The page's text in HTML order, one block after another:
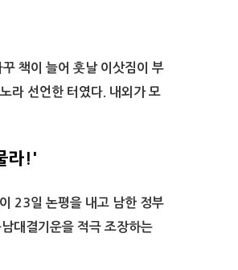
책이 늘어 훗날 이삿짐이 부
라 선언한 터였다. 내외가 모
라!'
23일 논평을 내고 남한 정부
대결기운을 적극 조장하는